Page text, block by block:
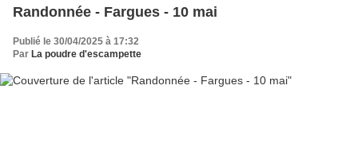
Randonnée - Fargues - 10 mai
Publié le 30/04/2025 à 17:32
Par La poudre d'escampette